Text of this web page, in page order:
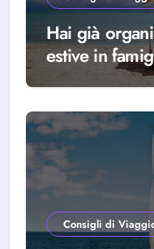
Hai già
estive in
scegliere
Consigli di